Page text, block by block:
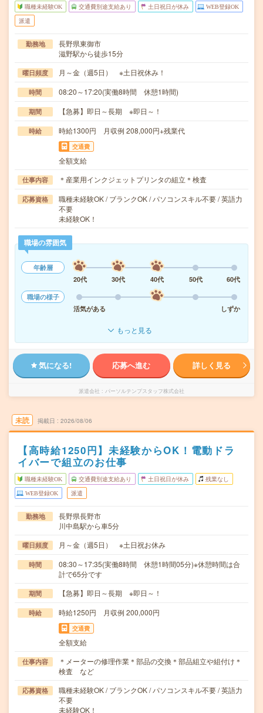
職種未経験OK 交通費別途支給あり 土日祝日が休み WEB登録OK
派遣
勤務地
長野県東御市
滋野駅から徒歩15分
曜日頻度 月～金（週5日） ※土日祝休み！
時間 08:20～17:20(実働8時間 休憩1時間)
期間 【急募】即日～長期 ※即日～！
時給 時給1300円 月収例 208,000円+残業代
交通費
全額支給
仕事内容 ＊産業用インクジェットプリンタの組立＊検査
応募資格
職種未経験OK / ブランクOK / パソコンスキル不要 / 英語力
不要
未経験OK！
職場の雰囲気
年齢層
20代
30代 40代 50代
60代
職場の様子
活気がある
しずか
もっと見る
気になる! 応募へ進む 詳しく見る
派遣会社 パーソルテンプスタッフ株式会社
未読 掲載日 2026/08/06
【高時給1250円】未経験からOK！電動ドラ
イバーで組立のお仕事
職種未経験OK 交通費別途支給あり 土日祝日が休み 残業なし
WEB登録OK 派遣
勤務地
長野県長野市
川中島駅から車5分
曜日頻度 月～金（週5日） ※土日祝お休み
時間
08:30～17:35(実働8時間 休憩1時間05分)※休憩時間は合
計で65分です
期間 【急募】即日～長期 ※即日～！
時給 時給1250円 月収例 200,000円
交通費
全額支給
仕事内容
＊メーターの修理作業＊部品の交換＊部品組立や組付け＊
検査 など
応募資格
職種未経験OK / ブランクOK / パソコンスキル不要 / 英語力
不要
未経験OK！